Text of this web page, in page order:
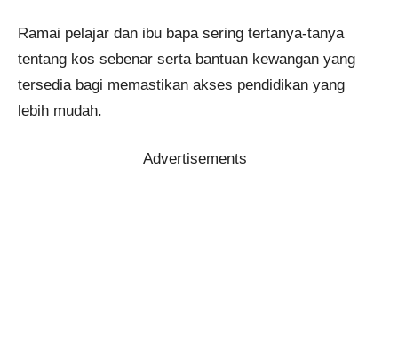
Ramai pelajar dan ibu bapa sering tertanya-tanya
tentang kos sebenar serta bantuan kewangan yang
tersedia bagi memastikan akses pendidikan yang
lebih mudah.
Advertisements